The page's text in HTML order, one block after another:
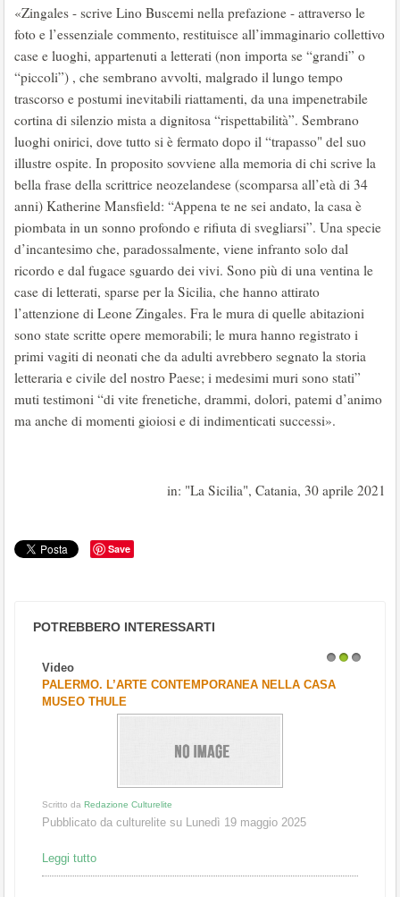
«Zingales - scrive Lino Buscemi nella prefazione - attraverso le
foto e l’essenziale commento, restituisce all’immaginario collettivo
case e luoghi, appartenuti a letterati (non importa se “grandi” o
“piccoli”) , che sembrano avvolti, malgrado il lungo tempo
trascorso e postumi inevitabili riattamenti, da una impenetrabile
cortina di silenzio mista a dignitosa “rispettabilità”. Sembrano
luoghi onirici, dove tutto si è fermato dopo il “trapasso" del suo
illustre ospite. In proposito sovviene alla memoria di chi scrive la
bella frase della scrittrice neozelandese (scomparsa all’età di 34
anni) Katherine Mansfield: “Appena te ne sei andato, la casa è
piombata in un sonno profondo e rifiuta di svegliarsi”. Una specie
d’incantesimo che, paradossalmente, viene infranto solo dal
ricordo e dal fugace sguardo dei vivi. Sono più di una ventina le
case di letterati, sparse per la Sicilia, che hanno attirato
l’attenzione di Leone Zingales. Fra le mura di quelle abitazioni
sono state scritte opere memorabili; le mura hanno registrato i
primi vagiti di neonati che da adulti avrebbero segnato la storia
letteraria e civile del nostro Paese; i medesimi muri sono stati”
muti testimoni “di vite frenetiche, drammi, dolori, patemi d’animo
ma anche di momenti gioiosi e di indimenticati successi».
in: "La Sicilia", Catania, 30 aprile 2021
Save
POTREBBERO INTERESSARTI
Video
PALERMO. L’ARTE CONTEMPORANEA NELLA CASA
MUSEO THULE
Scritto da Redazione Culturelite
Pubblicato da culturelite su Lunedì 19 maggio 2025
Leggi tutto